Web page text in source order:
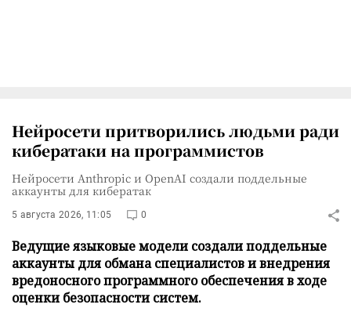
Нейросети притворились людьми ради
кибератаки на программистов
Нейросети Anthropic и OpenAI создали поддельные
аккаунты для кибератак
5 августа 2026, 11:05 0
Ведущие языковые модели создали поддельные
аккаунты для обмана специалистов и внедрения
вредоносного программного обеспечения в ходе
оценки безопасности систем.